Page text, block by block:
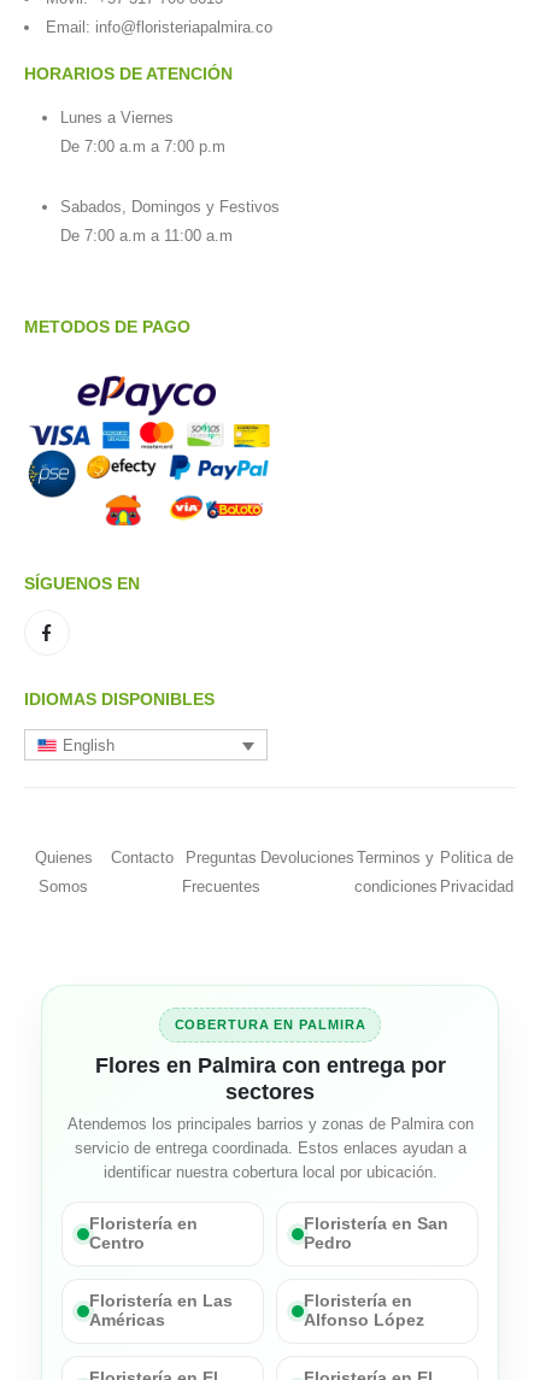
Email: info@floristeriapalmira.co
HORARIOS DE ATENCIÓN
Lunes a Viernes
De 7:00 a.m a 7:00 p.m
Sabados, Domingos y Festivos
De 7:00 a.m a 11:00 a.m
METODOS DE PAGO
SÍGUENOS EN
IDIOMAS DISPONIBLES
English
Quienes
Somos
Contacto
Preguntas
Frecuentes
Devoluciones Terminos y
condiciones
Politica de
Privacidad
COBERTURA EN PALMIRA
Flores en Palmira con entrega por
sectores
Atendemos los principales barrios y zonas de Palmira con
servicio de entrega coordinada. Estos enlaces ayudan a
identificar nuestra cobertura local por ubicación.
Floristería en
Centro
Floristería en San
Pedro
Floristería en Las
Américas
Floristería en
Alfonso López